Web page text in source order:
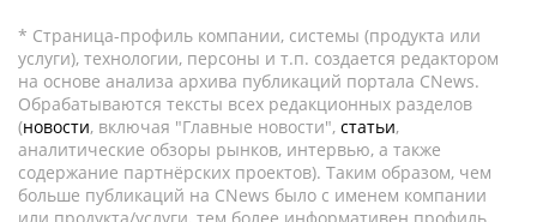
* Страница-профиль компании, системы (продукта или
услуги), технологии, персоны и т.п. создается редактором
на основе анализа архива публикаций портала CNews.
Обрабатываются тексты всех редакционных разделов
(новости, включая "Главные новости", статьи,
аналитические обзоры рынков, интервью, а также
содержание партнёрских проектов). Таким образом, чем
больше публикаций на CNews было с именем компании